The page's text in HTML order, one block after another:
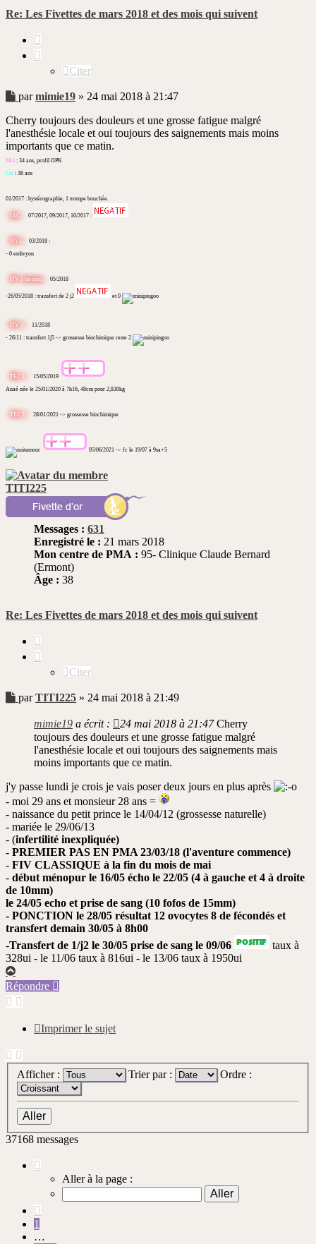
Re: Les Fivettes de mars 2018 et des mois qui suivent
Citer
Message
lu
parmimie19 » 24 mai 2018 à 21:47
Cherry toujours des douleurs et une grosse fatigue malgré
l'anesthésie locale et oui toujours des saignements mais moins
importants que ce matin.
Moi : 34 ans, profil OPK
Lui : 36 ans
01/2017 : hystérographie, 1 trompe bouchée.
IAC : 07/2017, 09/2017, 10/2017 :
FIV1:
03/2018 :
- 0 embryon
FIV 1 bis imsi : 05/2018
-26/05/2018 : transfert de 2 j2 et 0
FIV 2 :
11/2018
- 26/11 : transfert 1j5 -> grossesse biochimique reste 2
TEC 1 :
15/05/2019
Anaé née le 25/01/2020 à 7h16, 48cm pour 2,830kg
TEC 2 : 28/01/2021 -> grossesse biochimique
05/06/2021 -> fc le 19/07 à 9sa+5
TITI225
Messages : 631
Enregistré le : 21 mars 2018
Mon centre de PMA : 95- Clinique Claude Bernard
(Ermont)
Âge : 38
Re: Les Fivettes de mars 2018 et des mois qui suivent
Citer
Message
parTITI225 » 24 mai 2018 à 21:49
mimie19 a écrit : 24 mai 2018 à 21:47Cherry
toujours des douleurs et une grosse fatigue malgré
l'anesthésie locale et oui toujours des saignements mais
moins importants que ce matin.
j'y passe lundi je crois je vais poser deux jours en plus après
- moi 29 ans et monsieur 28 ans =
- naissance du petit prince le 14/04/12 (grossesse naturelle)
- mariée le 29/06/13
- (infertilité inexpliquée)
- PREMIER PAS EN PMA 23/03/18 (l'aventure commence)
- FIV CLASSIQUE à la fin du mois de mai
- début ménopur le 16/05 écho le 22/05 (4 à gauche et 4 à droite
de 10mm)
le 24/05 echo et prise de sang (10 fofos de 15mm)
- PONCTION le 28/05 résultat 12 ovocytes 8 de fécondés et
transfert demain 30/05 à 8h00
-Transfert de 1/j2 le 30/05 prise de sang le 09/06
taux à
328ui - le 11/06 taux à 816ui - le 13/06 taux à 1950ui
Haut
Répondre
Imprimer le sujet
Afficher : Trier par : Ordre :
37168 messages
1084
3717
Aller à la page :
1
…